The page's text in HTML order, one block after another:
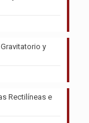
y
Rectilíneas e